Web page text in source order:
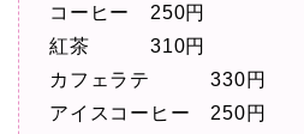
コーヒー 250円
紅茶 310円
カフェラテ 330円
アイスコーヒー 250円